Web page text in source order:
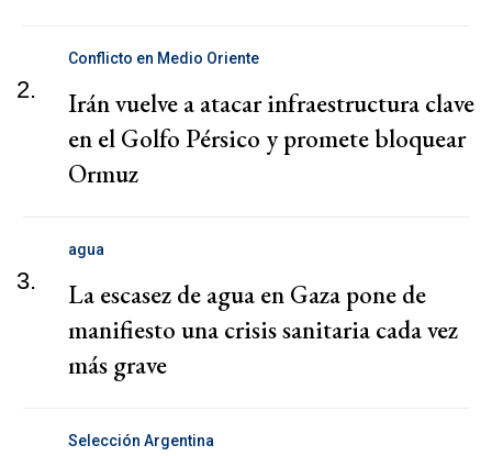
2.
Conflicto en Medio Oriente
Irán vuelve a atacar infraestructura clave
en el Golfo Pérsico y promete bloquear
Ormuz
3.
agua
La escasez de agua en Gaza pone de
manifiesto una crisis sanitaria cada vez
más grave
Selección Argentina